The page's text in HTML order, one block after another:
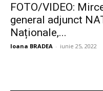
FOTO/VIDEO:
general adjunct
Naționale,...
Ioana BRADEA - iunie 25, 2022